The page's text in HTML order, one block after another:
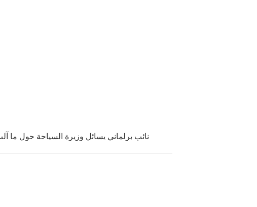
نائب برلماني يسائل وزيرة السياحة حول ما